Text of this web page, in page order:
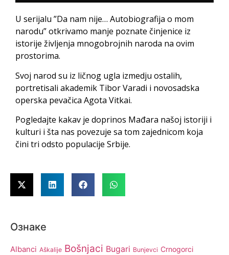
U serijalu ”Da nam nije… Autobiografija o mom
narodu” otkrivamo manje poznate činjenice iz
istorije življenja mnogobrojnih naroda na ovim
prostorima.
Svoj narod su iz ličnog ugla izmedju ostalih,
portretisali akademik Tibor Varadi i novosadska
operska pevačica Agota Vitkai.
Pogledajte kakav je doprinos Mađara našoj istoriji i
kulturi i šta nas povezuje sa tom zajednicom koja
čini tri odsto populacije Srbije.
Ознаке
Albanci Aškalije Bošnjaci Bugari Bunjevci Crnogorci